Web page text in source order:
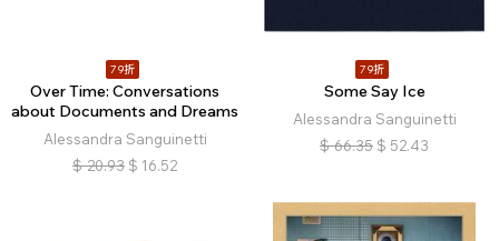
79折
Over Time: Conversations
about Documents and Dreams
Alessandra Sanguinetti
$ 20.93 $ 16.52
79折
Some Say Ice
Alessandra Sanguinetti
$ 66.35 $ 52.43